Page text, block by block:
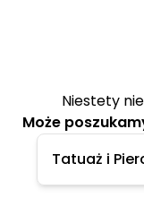
Niestety
Może
Tatuaż i